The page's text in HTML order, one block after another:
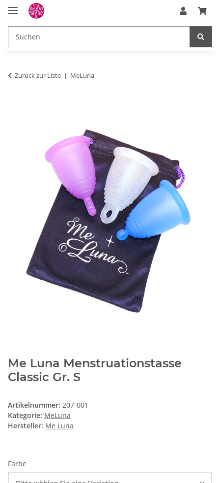
Zurück zur Liste MeLuna
Me Luna Menstruationstasse
Classic Gr. S
Artikelnummer: 207-001
Kategorie: MeLuna
Hersteller: Me Luna
Farbe